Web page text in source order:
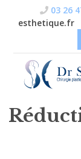
03 26
esthetique.fr
TARIFS